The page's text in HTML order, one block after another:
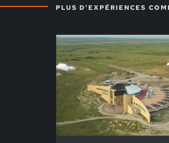
PLUS D'EXPÉRIENCES